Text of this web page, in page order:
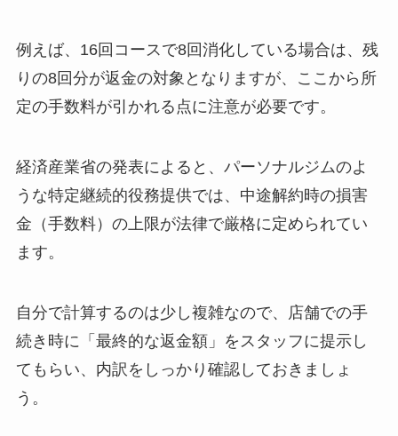
例えば、16回コースで8回消化している場合は、残
りの8回分が返金の対象となりますが、ここから所
定の手数料が引かれる点に注意が必要です。
経済産業省の発表によると、パーソナルジムのよ
うな特定継続的役務提供では、中途解約時の損害
金（手数料）の上限が法律で厳格に定められてい
ます。
自分で計算するのは少し複雑なので、店舗での手
続き時に「最終的な返金額」をスタッフに提示し
てもらい、内訳をしっかり確認しておきましょ
う。